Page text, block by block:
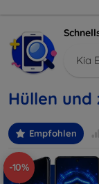
Kia
Hüllen und
Empfohlen
-10%